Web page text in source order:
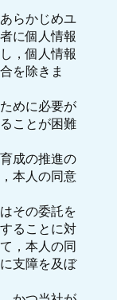
らかじめユ
に個人情報
，個人情報
を除きま
めに必要が
ことが困難
成の推進の
本人の同意
その委託を
ることに対
，本人の同
支障を及ぼ